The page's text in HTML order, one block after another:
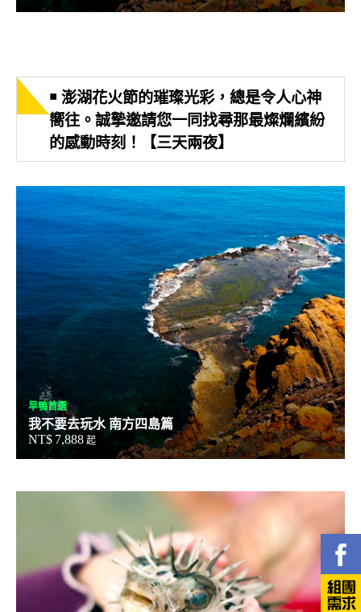
￭ 澎湖花火節的璀璨光彩，總是令人心神
嚮往。誠摯邀請您一同找尋那最燦爛繽紛
的感動時刻！【三天兩夜】
旱鴨首選
我不要去玩水 南方四島篇
NT$ 7,888 起